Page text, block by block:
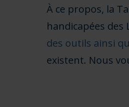
À ce propos, la
handicapées
des outils ainsi
existent. Nous